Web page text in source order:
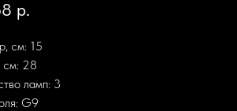
р.
см: 15
см: 28
ламп: 3
G9